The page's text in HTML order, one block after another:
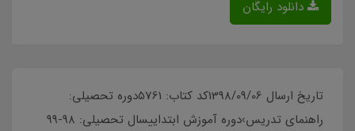
دانلود رایگان
تاریخ ارسال 1398/09/06کد کتاب: 5761دوره تحصیلی:
راهنمای تدریس›دوره آموزش ابتداییسال تحصیلی: 98-99